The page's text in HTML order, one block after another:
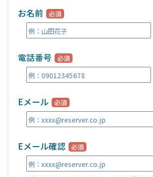
お名前
電話番号
Eメール
Eメール確認